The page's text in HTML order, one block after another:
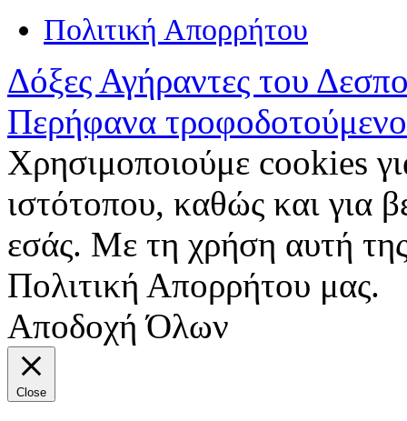
Πολιτική Απορρήτου
Δόξες Αγήραντες του
Περήφανα
Χρησιμοποιούμε cookies
ιστότοπου, καθώς και για
εσάς. Με τη χρήση αυτή
Πολιτική Απορρήτου μας.
Αποδοχή Όλων
Close